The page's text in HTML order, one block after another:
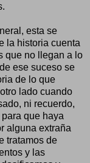
esta se
la historia cuenta
que no llegan a lo
ese suceso se
de lo que
lado cuando
ni recuerdo,
que haya
alguna extraña
tratamos de
y las